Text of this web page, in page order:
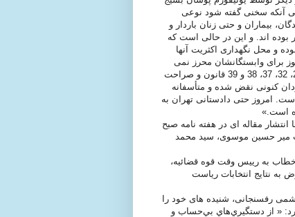
آنکه سخنی گفته شود نوعی
بيماران و حتی زنان باردار و
اند. و اين در حالی است که
و محل نگهداری اکثريت آنها
برای وابستگانشان محرز نمی
باشد. همه اينها موارد نقض آشکار قانون بوده و با اصول 22، 23،24،27، 32، 37، 38 و 39 قانون و صراحت
کنونی نقض شده و متأسفانه
امروز حتی دادستانی تهران به
است.»
انتشار مقاله ای در هفته نامه صبح
میر حسین موسوی، سید محمد
به رییس وقت قوه قضائیه،
به نتايج انتخابات رياست
نامه ای در هفتم مرداد ماه 1388 به اکبر هاشمی رفسنجانی، شنیده های خود را
« از دستگيري‌هاي بي‌حساب و